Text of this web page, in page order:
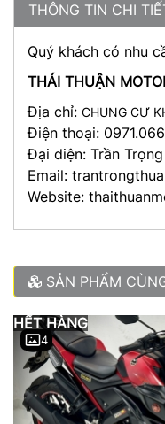
THÔNG TIN CHI
Quý khách có nhu
THÁI THUẬN
Địa chỉ: CHUNG CƯ
Điện thoại:
Đại diện: Trần
Email:
Website:
SẢN PHẨM
4
HẾT HÀNG